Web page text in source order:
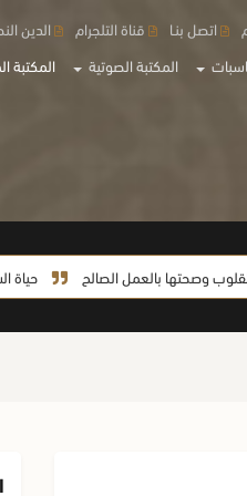
المكتبة الصوتية المكتبة
اتصل بنـا قناة التلجرام الدين
بالعمل الصالح حياة السيدة